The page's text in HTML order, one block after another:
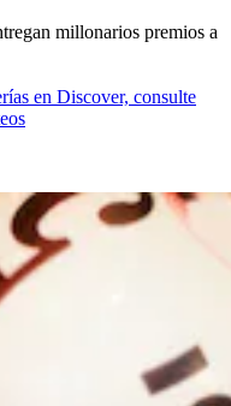
millonarios premios a
en Discover, consulte